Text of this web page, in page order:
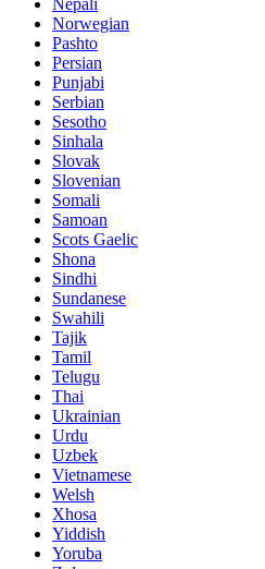
Nepali
Norwegian
Pashto
Persian
Punjabi
Serbian
Sesotho
Sinhala
Slovak
Slovenian
Somali
Samoan
Scots Gaelic
Shona
Sindhi
Sundanese
Swahili
Tajik
Tamil
Telugu
Thai
Ukrainian
Urdu
Uzbek
Vietnamese
Welsh
Xhosa
Yiddish
Yoruba